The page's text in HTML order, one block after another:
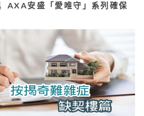
AXA安盛「愛唯守」系列確保